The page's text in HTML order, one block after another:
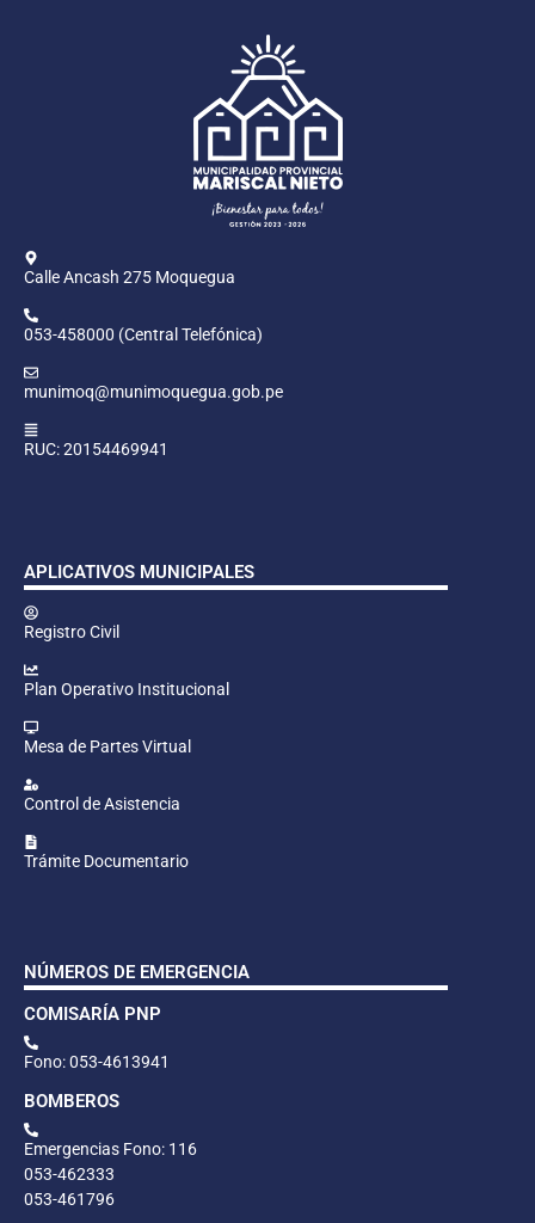
Calle Ancash 275 Moquegua
053-458000 (Central Telefónica)
munimoq@munimoquegua.gob.pe
RUC: 20154469941
APLICATIVOS MUNICIPALES
Registro Civil
Plan Operativo Institucional
Mesa de Partes Virtual
Control de Asistencia
Trámite Documentario
NÚMEROS DE EMERGENCIA
COMISARÍA PNP
Fono: 053-4613941
BOMBEROS
Emergencias Fono: 116
053-462333
053-461796